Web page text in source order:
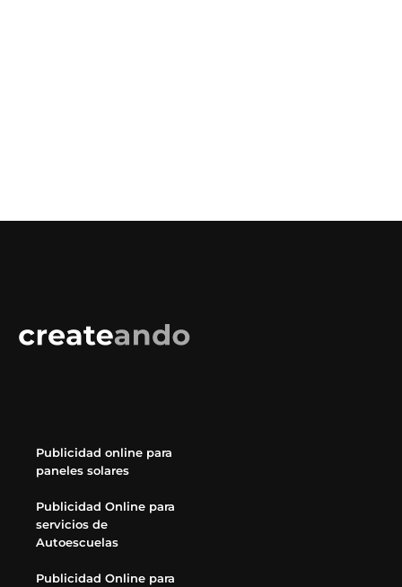
Publicidad online para
paneles solares
Publicidad Online para
servicios de
Autoescuelas
Publicidad Online para